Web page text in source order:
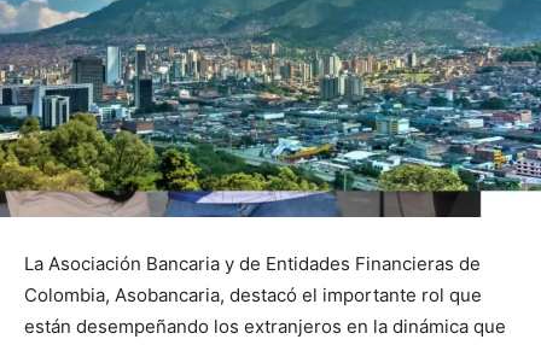
La Asociación Bancaria y de Entidades Financieras de
Colombia, Asobancaria, destacó el importante rol que
están desempeñando los extranjeros en la dinámica que